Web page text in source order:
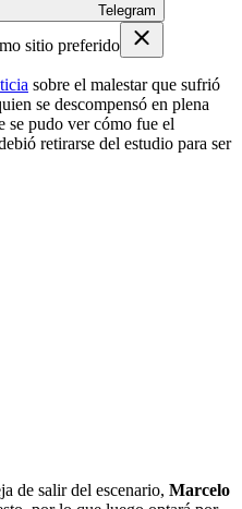
Telegram
sitio preferido
sobre el malestar que sufrió
se descompensó en plena
se pudo ver cómo fue el
retirarse del estudio para ser
de salir del escenario, Marcelo